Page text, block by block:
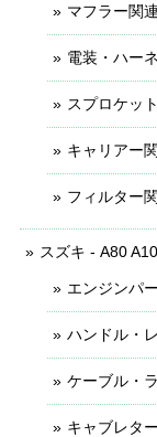
マフラー関連
電装・ハー
スプロケッ
キャリアー
フィルター
スズキ - A80
エンジンパ
ハンドル・
ケーブル・
キャブレタ